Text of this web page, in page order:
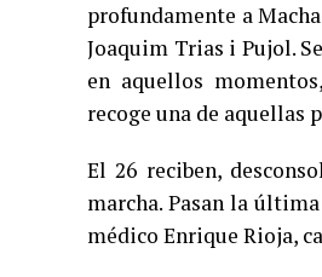
profundamente a
Joaquim Trias i Pujol.
en aquellos
recoge una de aquellas
El 26 reciben,
marcha. Pasan la
médico Enrique Rioja,